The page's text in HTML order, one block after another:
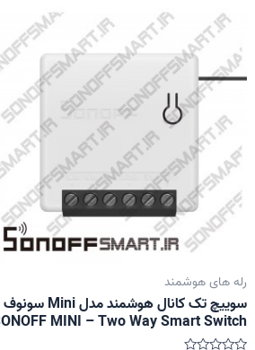
رله های هوشمند
سوییچ تک کانال هوشمند مدل Mini سونوف
MINI – Two Way Smart Switch